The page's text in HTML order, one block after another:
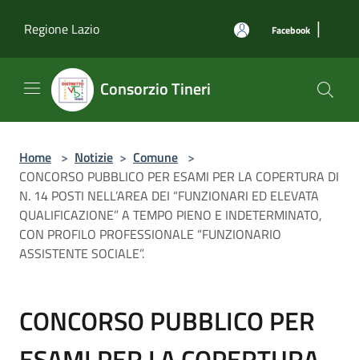
Regione Lazio
Facebook |
Consorzio Tineri
Home > Notizie > Comune >
CONCORSO PUBBLICO PER ESAMI PER LA COPERTURA DI
N. 14 POSTI NELL’AREA DEI “FUNZIONARI ED ELEVATA
QUALIFICAZIONE” A TEMPO PIENO E INDETERMINATO,
CON PROFILO PROFESSIONALE “FUNZIONARIO
ASSISTENTE SOCIALE”.
CONCORSO PUBBLICO PER